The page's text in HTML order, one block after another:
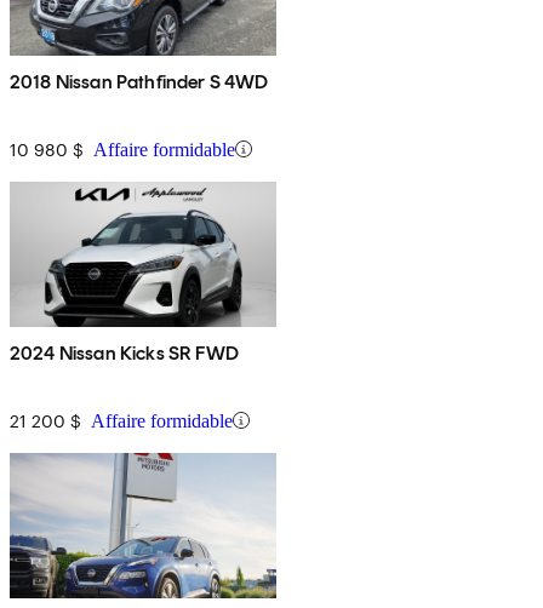
2018 Nissan Pathfinder S 4WD
10 980 $ Affaire formidable
2024 Nissan Kicks SR FWD
21 200 $ Affaire formidable